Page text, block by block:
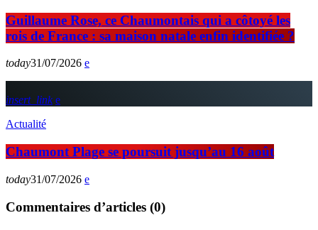
Guillaume Rose, ce Chaumontais qui a côtoyé les
rois de France : sa maison natale enfin identifiée ?
today31/07/2026
insert_link
Actualité
Chaumont Plage se poursuit jusqu’au 16 août
today31/07/2026
Commentaires d’articles (0)